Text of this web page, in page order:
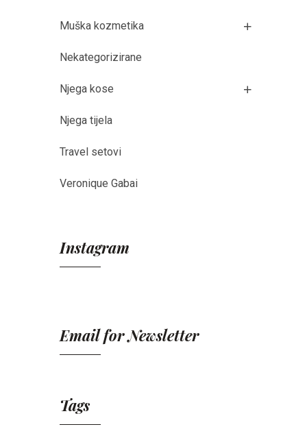
Muška kozmetika
Nekategorizirane
Njega kose
Njega tijela
Travel setovi
Veronique Gabai
Instagram
Email for Newsletter
Tags